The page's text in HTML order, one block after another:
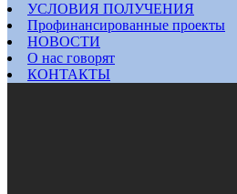
УСЛОВИЯ ПОЛУЧЕНИЯ
Профинансированные проекты
НОВОСТИ
О нас говорят
КОНТАКТЫ